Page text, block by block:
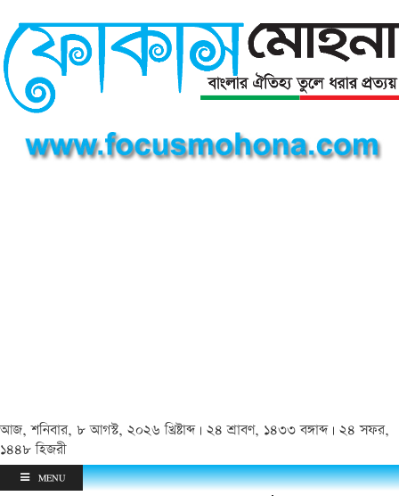
আজ, শনিবার, ৮ আগস্ট, ২০২৬ খ্রিষ্টাব্দ | ২৪ শ্রাবণ, ১৪৩৩ বঙ্গাব্দ | ২৪ সফর,
১৪৪৮ হিজরী
MENU